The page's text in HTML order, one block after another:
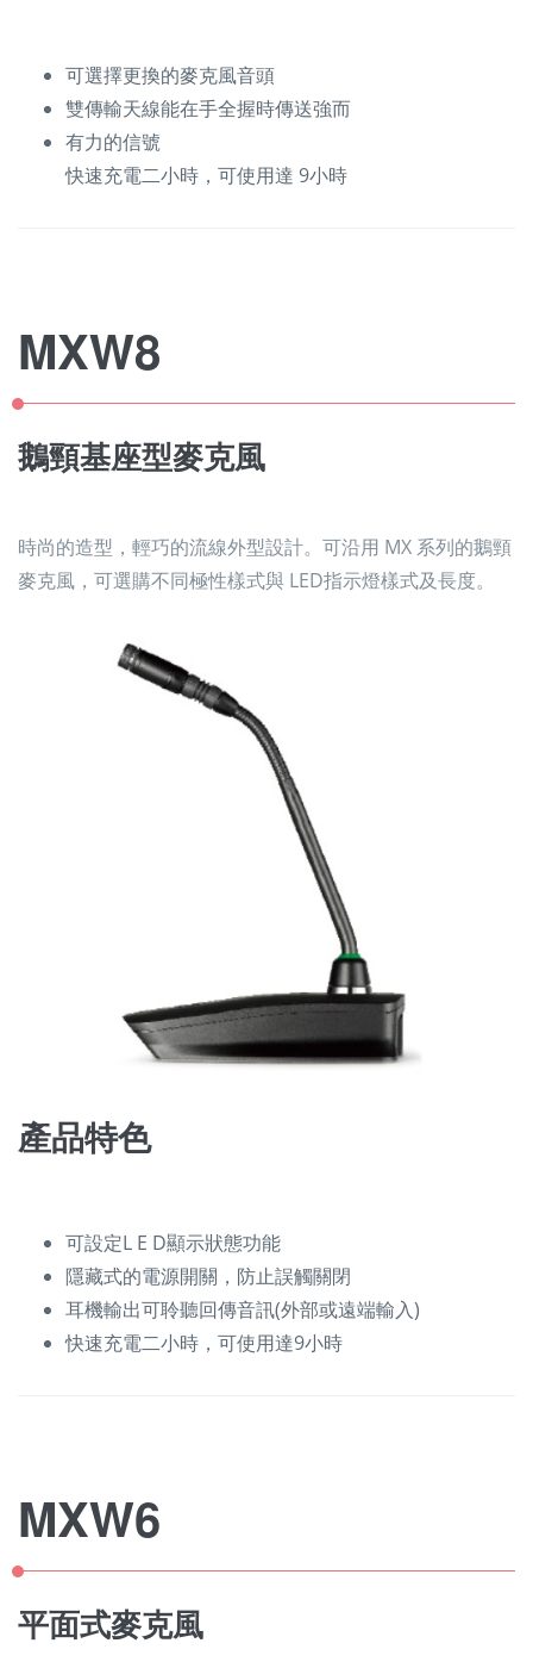
可選擇更換的麥克風音頭
雙傳輸天線能在手全握時傳送強而
有力的信號
快速充電二小時，可使用達 9小時
MXW8
鵝頸基座型麥克風
時尚的造型，輕巧的流線外型設計。可沿用 MX 系列的鵝頸
麥克風，可選購不同極性樣式與 LED指示燈樣式及長度。
產品特色
可設定L E D顯示狀態功能
隱藏式的電源開關，防止誤觸關閉
耳機輸出可聆聽回傳音訊(外部或遠端輸入)
快速充電二小時，可使用達9小時
MXW6
平面式麥克風